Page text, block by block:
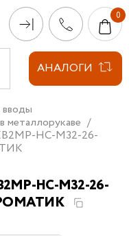
АНАЛОГИ
металлорукаве
НС-М32-26-
НС-М32-26-